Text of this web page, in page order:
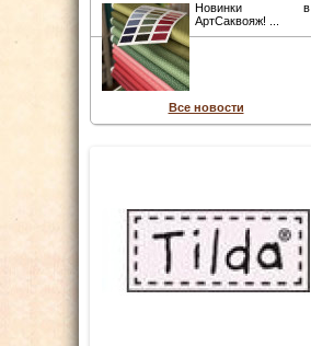
Новинки в
АртСаквояж! ...
Все новости